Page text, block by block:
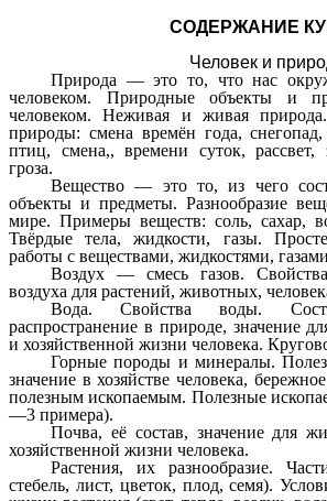
СОДЕРЖАНИЕ
Человек и
Природа — это то, что нас
человеком. Природные объекты и
человеком. Неживая и живая
природы: смена времён года,
птиц, смена,, времени суток, рассвет,
гроза.
Вещество — это то, из чего
объекты и предметы. Разнообразие
мире. Примеры веществ: соль, сахар,
Твёрдые тела, жидкости, газы.
работы с веществами, жидкостями,
Воздух — смесь газов.
воздуха для растений, животных,
Вода. Свойства воды.
распространение в природе, значение
и хозяйственной жизни человека.
Горные породы и минералы.
значение в хозяйстве человека,
полезным ископаемым. Полезные
—3 примера).
Почва, её состав, значение для
хозяйственной жизни человека.
Растения, их разнообразие.
стебель, лист, цветок, плод, семя).